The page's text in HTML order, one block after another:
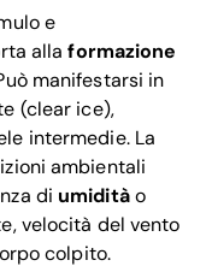
e
allaformazione
manifestarsi in
(clear ice),
intermedie. La
ambientali
di umiditào
velocità del vento
colpito.